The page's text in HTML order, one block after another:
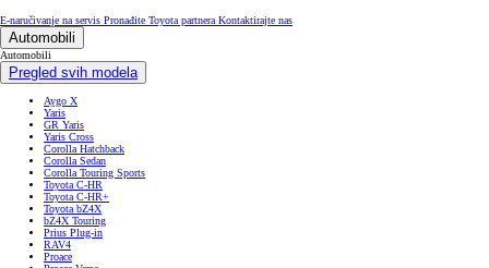
E-naručivanje na servis Pronađite Toyota partnera Kontaktirajte nas
Automobili
Automobili
Pregled svih modela
Aygo X
Yaris
GR Yaris
Yaris Cross
Corolla Hatchback
Corolla Sedan
Corolla Touring Sports
Toyota C-HR
Toyota C-HR+
Toyota bZ4X
bZ4X Touring
Prius Plug-in
RAV4
Proace